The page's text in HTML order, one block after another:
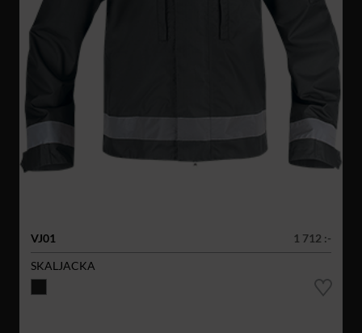
VJ01
1 712 :-
SKALJACKA